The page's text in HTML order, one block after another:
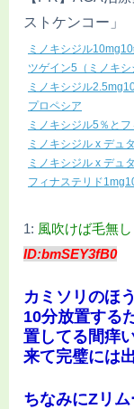
ストケンコー」
ミノキシジル
ツゲイン5（ミノキシ
ミノキシジル
プロペシア
ミノキシジル5％と
ミノキシジル x デュ
ミノキシジル x デュ
フィナステリド
1: 風吹けば毛無し
ID:bmSEY3fB0
カミソリのほ
10分放置する
置してる間痒
来て完璧には
ちなみにZリ